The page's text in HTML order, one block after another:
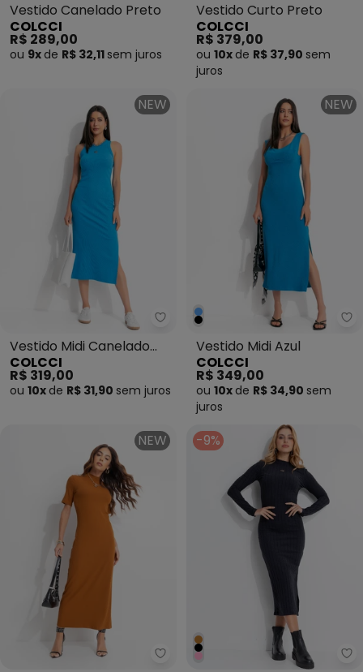
Vestido Canelado Preto
COLCCI
R$ 289,00
ou 9x de R$ 32,11 sem juros
Vestido Curto Preto
COLCCI
R$ 379,00
ou 10x de R$ 37,90 sem
juros
NEW
Colcci - Vestido Midi Canelado
Vestido Midi Canelado
Azul
COLCCI
R$ 319,00
ou 10x de R$ 31,90 sem juros
NEW
Vestido Midi Azul
COLCCI
R$ 349,00
ou 10x de R$ 34,90 sem
juros
NEW
Colcci - Vestido Canelado
-9%